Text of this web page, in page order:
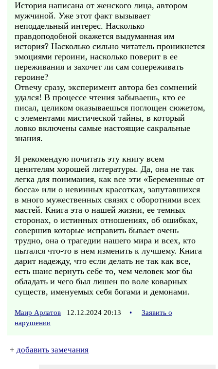
История написана от женского лица, автором
мужчиной. Уже этот факт вызывает
неподдельный интерес. Насколько
правдоподобной окажется выдуманная им
история? Насколько сильно читатель проникнется
эмоциями героини, насколько поверит в ее
переживания и захочет ли сам сопереживать
героине?
Отвечу сразу, эксперимент автора без сомнений
удался! В процессе чтения забываешь, кто ее
писал, целиком оказываешься поглощен сюжетом,
с элементами мистической тайны, в который
ловко включены самые настоящие сакральные
знания.
Я рекомендую почитать эту книгу всем
ценителям хорошей литературы. Да, она не так
легка для понимания, как все эти «Беременные от
босса» или о невинных красотках, запутавшихся
в много мужественных связях с оборотнями всех
мастей. Книга эта о нашей жизни, ее темных
сторонах, о истинных отношениях, об ошибках,
совершив которые исправить бывает очень
трудно, она о трагедии нашего мира и всех, кто
пытался что-то в нем изменить к лучшему. Книга
дарит надежду, что если делать не так как все,
есть шанс вернуть себе то, чем человек мог бы
обладать и чего был лишен по воле коварных
существ, именуемых себя богами и демонами.
Маир Арлатов 12.12.2024 20:13 •
Заявить о
нарушении
+ добавить замечания